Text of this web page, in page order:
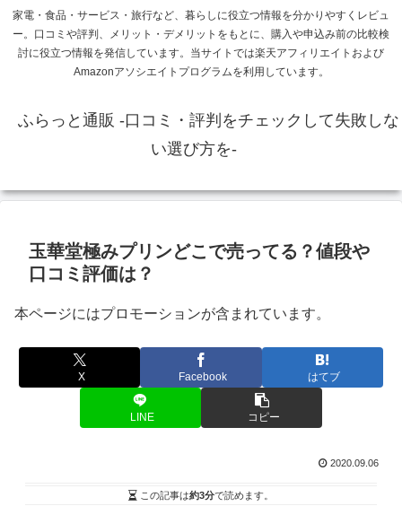
家電・食品・サービス・旅行など、暮らしに役立つ情報を分かりやすくレビュ
ー。口コミや評判、メリット・デメリットをもとに、購入や申込み前の比較検
討に役立つ情報を発信しています。当サイトでは楽天アフィリエイトおよび
Amazonアソシエイトプログラムを利用しています。
ふらっと通販 -口コミ・評判をチェックして失敗しな
い選び方を-
玉華堂極みプリンどこで売ってる？値段や
口コミ評価は？
本ページにはプロモーションが含まれています。
X Facebook はてブ
LINE コピー
2020.09.06
この記事は約3分で読めます。